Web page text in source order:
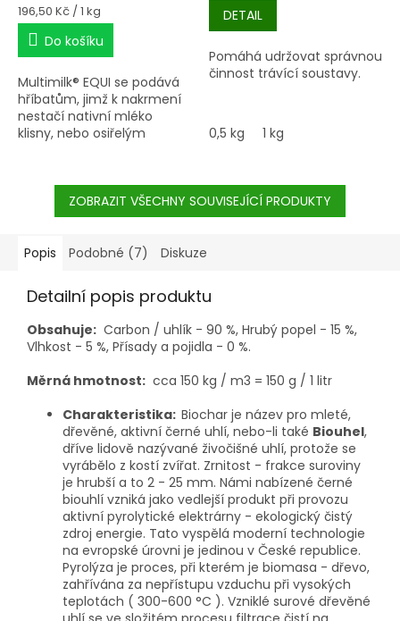
Měrná
cena:
196,50 Kč / 1 kg
Do košíku
Multimilk® EQUI se podává
hříbatům, jimž k nakrmení
nestačí nativní mléko
klisny, nebo osiřelým
DETAIL
Pomáhá udržovat správnou
činnost trávící soustavy.
0,5 kg 1 kg
ZOBRAZIT VŠECHNY SOUVISEJÍCÍ PRODUKTY
Popis Podobné (7) Diskuze
Detailní popis produktu
Obsahuje: Carbon / uhlík - 90 %, Hrubý popel - 15 %,
Vlhkost - 5 %, Přísady a pojidla - 0 %.
Měrná hmotnost: cca 150 kg / m3 = 150 g / 1 litr
Charakteristika: Biochar je název pro mleté,
dřevěné, aktivní černé uhlí, nebo-li také Biouhel,
dříve lidově nazývané živočišné uhlí, protože se
vyrábělo z kostí zvířat. Zrnitost - frakce suroviny
je hrubší a to 2 - 25 mm. Námi nabízené černé
biouhlí vzniká jako vedlejší produkt při provozu
aktivní pyrolytické elektrárny - ekologický čistý
zdroj energie. Tato vyspělá moderní technologie
na evropské úrovni je jedinou v České republice.
Pyrolýza je proces, při kterém je biomasa - dřevo,
zahřívána za nepřístupu vzduchu při vysokých
teplotách ( 300-600 °C ). Vzniklé surové dřevěné